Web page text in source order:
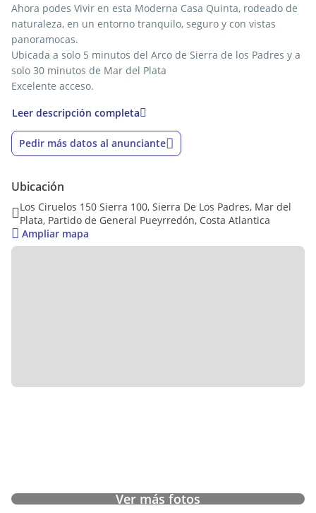
Ahora podes Vivir en esta Moderna Casa Quinta, rodeado de
naturaleza, en un entorno tranquilo, seguro y con vistas
panoramocas.
Ubicada a solo 5 minutos del Arco de Sierra de los Padres y a
solo 30 minutos de Mar del Plata
Excelente acceso.
Casa 3 ambeintes construida en seco con diseño moderno,
Cuenta con living comedor con grandes ventanales con vista
panoramica a las pilscina, al campo y a las sierras, Muy
Cocina integrada con vista al parque.
Dos comodos ddormitorios y baño compelto
La propiedad cuenta con:
Aislación térmica,
Gas embasado
proximo a zona comercial lo que la hace una real
oportunidad tanto como una inverción para rentar o para
Leer descripción completa
Pedir más datos al anunciante
Ubicación
Los Ciruelos 150 Sierra 100, Sierra De Los Padres, Mar del
Plata, Partido de General Pueyrredón, Costa Atlantica
Ampliar mapa
Ver más fotos